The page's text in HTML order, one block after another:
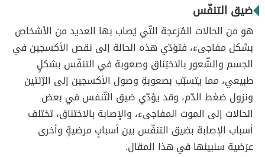
ضيق التنفّس
هو من الحالات المُزعجة التّي يُصاب بها العديد من الأشخاص
بشكل مفاجىء، فتؤدّي هذه الحالة إلى نقص الأكسجين في
الجسم والشّعور بالاختِناق وصعوبة في التنفّس بشكلٍ
طبيعي، مما يتسبّب بصعوبةِ وصول الأكسجين إلى الرّئتين
ونزول ضغط الدّم، وقد يؤدّي ضيق التّنفس في بعض
الحالات إلى الموت المفاجىء، والإصابة بالاختناق، تختلف
أسباب الإصابة بضيق التنفّس بين أسبابٍ مرضيةٍ وأخرى
عرَضية سنبينها في هذا المقال.